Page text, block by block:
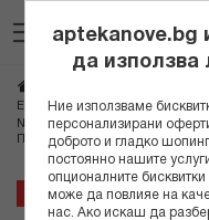
към
съдържанието
Екстемпорална козметика Нове
NOVE COSMETICS
ПЯНА + МИРАКЪЛ СЕРУМ С
20%
Преминете
aptekanove.bg
да използва
Ние използваме
персонализирани
доброто и гладко
постоянно нашите
опционалните
може да повлияе на
нас. Ако искаш да